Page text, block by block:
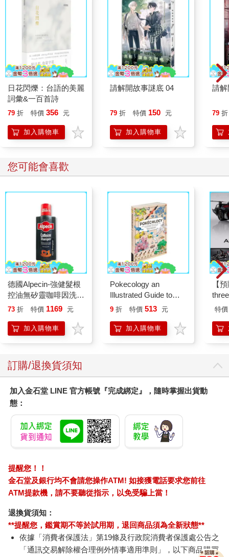
日花閃爍：台語的美麗
詞彙&一百首詩
79 折 特價 356 元
加入購物車
請解開故事謎底 04
79 折 特價 150 元
加入購物車
請解
79 折
您可能會喜歡
德國Alpecin-強健髮根
控油無矽靈咖啡因洗髮
凝露375ml/瓶-C1強健
調理頭皮洗髮液/0矽靈
滋潤洗頭髮水/一般髮
73 折 特價 1169 元
加入購物車
Pokecology an
Illustrated Guide to
Pokemon Ecology
Press)
9 折 特價 513 元
加入購物車
【
VA
特價
訂購/退換貨須知
加入金石堂 LINE 官方帳號『完成綁定』，隨時掌握出貨動
態：
提醒您！！
金石堂及銀行均不會請您操作ATM! 如接獲電話要求您前往
ATM提款機，請不要聽從指示，以免受騙上當！
退換貨須知：
**提醒您，鑑賞期不等於試用期，退回商品須為全新狀態**
依據「消費者保護法」第19條及行政院消費者保護處公告之
「通訊交易解除權合理例外情事適用準則」，以下商品購買